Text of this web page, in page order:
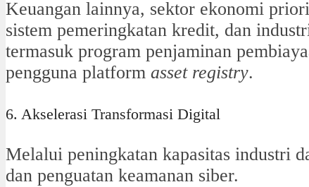
Keuangan lainnya, sektor ekonomi
sistem pemeringkatan kredit, dan
termasuk program penjaminan
pengguna platform asset registry.
6. Akselerasi Transformasi Digital
Melalui peningkatan kapasitas industri
dan penguatan keamanan siber.